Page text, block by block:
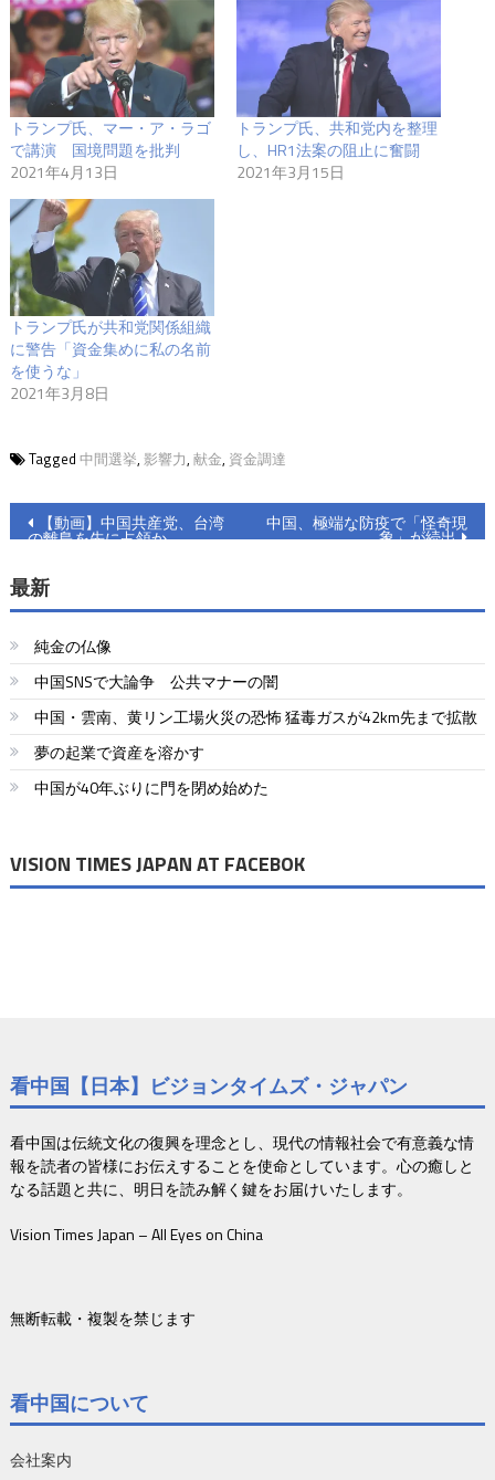
トランプ氏、マー・ア・ラゴ
で講演 国境問題を批判
2021年4月13日
トランプ氏、共和党内を整理
し、HR1法案の阻止に奮闘
2021年3月15日
トランプ氏が共和党関係組織
に警告「資金集めに私の名前
を使うな」
2021年3月8日
Tagged 中間選挙, 影響力, 献金, 資金調達
投
ナ
ビ
ゲ
ー
シ
ョ
【動画】中国共産党、台湾
の離島を先に占領か
中国、極端な防疫で「怪奇現
象」が続出
最新
純金の仏像
中国SNSで大論争 公共マナーの闇
中国・雲南、黄リン工場火災の恐怖 猛毒ガスが42km先まで拡散
夢の起業で資産を溶かす
中国が40年ぶりに門を閉め始めた
VISION TIMES JAPAN AT FACEBOK
看中国【日本】ビジョンタイムズ・ジャパン
看中国は伝統文化の復興を理念とし、現代の情報社会で有意義な情
報を読者の皆様にお伝えすることを使命としています。心の癒しと
なる話題と共に、明日を読み解く鍵をお届けいたします。
Vision Times Japan – All Eyes on China
無断転載・複製を禁じます
看中国について
会社案内